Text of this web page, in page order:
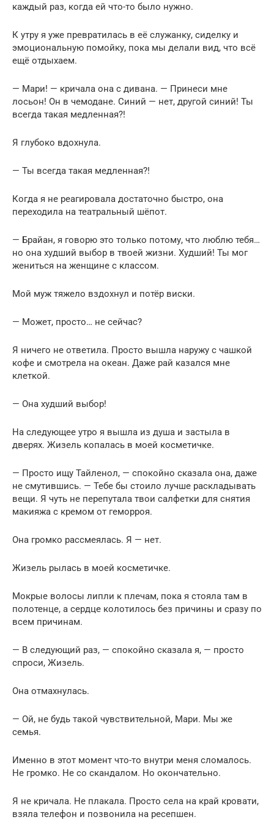
каждый раз, когда ей что-то было нужно.
К утру я уже превратилась в её служанку, сиделку и
эмоциональную помойку, пока мы делали вид, что всё
ещё отдыхаем.
— Мари! — кричала она с дивана. — Принеси мне
лосьон! Он в чемодане. Синий — нет, другой синий! Ты
всегда такая медленная?!
Я глубоко вдохнула.
— Ты всегда такая медленная?!
Когда я не реагировала достаточно быстро, она
переходила на театральный шёпот.
— Брайан, я говорю это только потому, что люблю тебя…
но она худший выбор в твоей жизни. Худший! Ты мог
жениться на женщине с классом.
Мой муж тяжело вздохнул и потёр виски.
— Может, просто… не сейчас?
Я ничего не ответила. Просто вышла наружу с чашкой
кофе и смотрела на океан. Даже рай казался мне
клеткой.
— Она худший выбор!
На следующее утро я вышла из душа и застыла в
дверях. Жизель копалась в моей косметичке.
— Просто ищу Тайленол, — спокойно сказала она, даже
не смутившись. — Тебе бы стоило лучше раскладывать
вещи. Я чуть не перепутала твои салфетки для снятия
макияжа с кремом от геморроя.
Она громко рассмеялась. Я — нет.
Жизель рылась в моей косметичке.
Мокрые волосы липли к плечам, пока я стояла там в
полотенце, а сердце колотилось без причины и сразу по
всем причинам.
— В следующий раз, — спокойно сказала я, — просто
спроси, Жизель.
Она отмахнулась.
— Ой, не будь такой чувствительной, Мари. Мы же
семья.
Именно в этот момент что-то внутри меня сломалось.
Не громко. Не со скандалом. Но окончательно.
Я не кричала. Не плакала. Просто села на край кровати,
взяла телефон и позвонила на ресепшен.